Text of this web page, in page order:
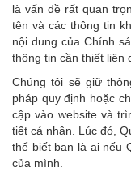
là vấn đề rất quan
tên và các thông tin
nội dung của Chính
thông tin cần thiết liên
Chúng tôi sẽ giữ
pháp quy định hoặc
cập vào website và
tiết cá nhân. Lúc đó,
thể biết bạn là ai nếu
của mình.